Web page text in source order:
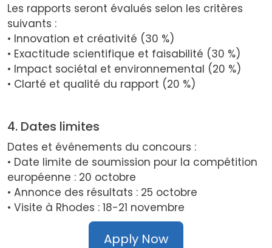
Les rapports seront évalués selon les critères
suivants :
• Innovation et créativité (30 %)
• Exactitude scientifique et faisabilité (30 %)
• Impact sociétal et environnemental (20 %)
• Clarté et qualité du rapport (20 %)
4. Dates limites
Dates et événements du concours :
• Date limite de soumission pour la compétition
européenne : 20 octobre
• Annonce des résultats : 25 octobre
• Visite à Rhodes : 18-21 novembre
Apply Now